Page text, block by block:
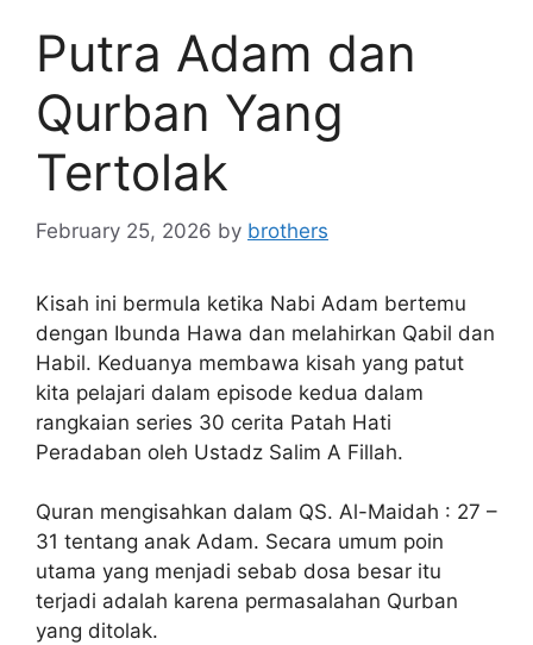
Putra Adam dan
Qurban Yang
Tertolak
February 25, 2026 by brothers
Kisah ini bermula ketika Nabi Adam bertemu
dengan Ibunda Hawa dan melahirkan Qabil dan
Habil. Keduanya membawa kisah yang patut
kita pelajari dalam episode kedua dalam
rangkaian series 30 cerita Patah Hati
Peradaban oleh Ustadz Salim A Fillah.
Quran mengisahkan dalam QS. Al-Maidah : 27 –
31 tentang anak Adam. Secara umum poin
utama yang menjadi sebab dosa besar itu
terjadi adalah karena permasalahan Qurban
yang ditolak.